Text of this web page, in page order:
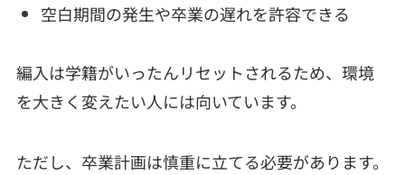
空白期間の発生や卒業の遅れを許容できる
編入は学籍がいったんリセットされるため、環境
を大きく変えたい人には向いています。
ただし、卒業計画は慎重に立てる必要があります。